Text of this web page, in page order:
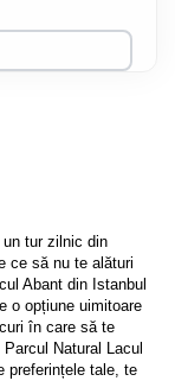
tur zilnic din
ce să nu te alături
Abant din Istanbul
o opțiune uimitoare
în care să te
Natural Lacul
preferințele tale, te